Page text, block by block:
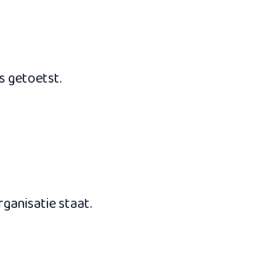
getoetst.
staat.